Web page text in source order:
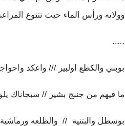
وولاته ورأس الماء حيث تتنوع
.....
بوبني والكطع اولبير /// واعكد
ما فيهم من جنبج بشير // سبحاناك
بوسطل والبتنية // والظلعه ورماشية